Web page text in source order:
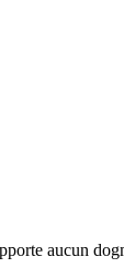
aucun